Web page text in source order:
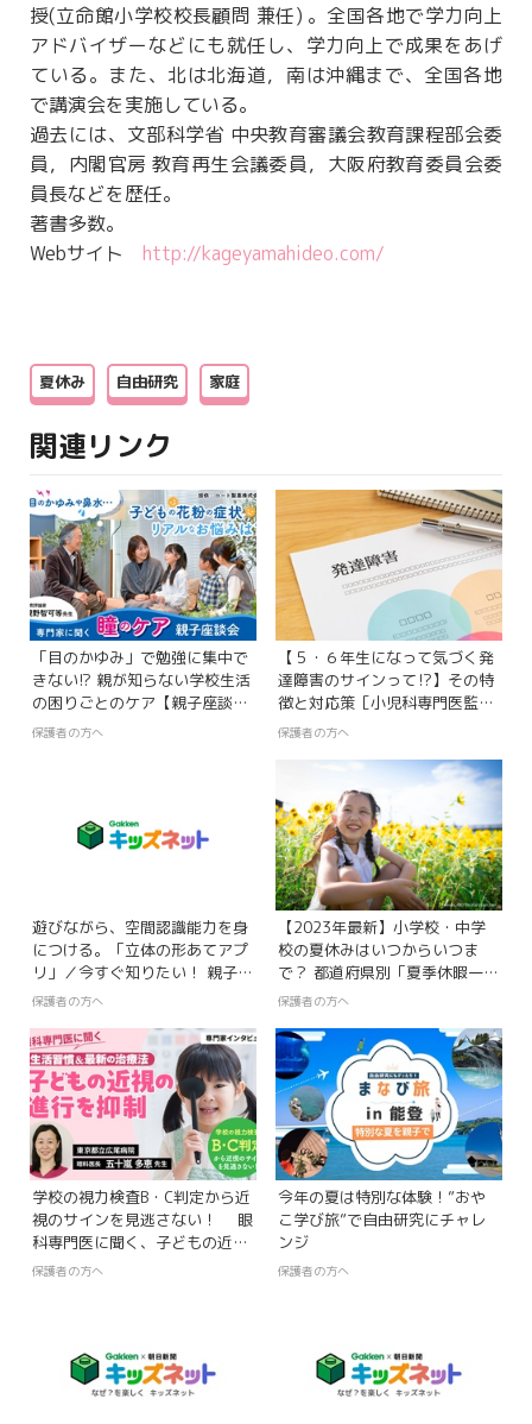
授(立命館小学校校長顧問 兼任) 。全国各地で学力向上
アドバイザーなどにも就任し、学力向上で成果をあげ
ている。また、北は北海道，南は沖縄まで、全国各地
で講演会を実施している。
過去には、文部科学省 中央教育審議会教育課程部会委
員，内閣官房 教育再生会議委員，大阪府教育委員会委
員長などを歴任。
著書多数。
Webサイト http://kageyamahideo.com/
夏休み 自由研究 家庭
関連リンク
「目のかゆみ」で勉強に集中で
きない!? 親が知らない学校生活
の困りごとのケア【親子座談
会】
保護者の方へ
【５・６年生になって気づく発
達障害のサインって⁉】その特
徴と対応策［小児科専門医監
修］
保護者の方へ
遊びながら、空間認識能力を身
につける。「立体の形あてアプ
リ」／今すぐ知りたい！ 親子の
ための、学ぶアプリ探検隊【第
保護者の方へ
【2023年最新】小学校・中学
校の夏休みはいつからいつま
で？ 都道府県別「夏季休暇一
覧」
保護者の方へ
学校の視力検査B・C判定から近
視のサインを見逃さない！ 眼
科専門医に聞く、子どもの近視
の進行を抑制する生活習慣＆最
保護者の方へ
今年の夏は特別な体験！”おや
こ学び旅”で自由研究にチャレ
ンジ
保護者の方へ